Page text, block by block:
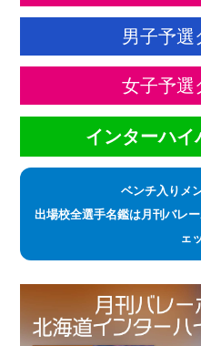
男子予選
女子予選
インターハイ
ベンチ入りメ
出場校全選手名鑑は月刊バレ
ェ